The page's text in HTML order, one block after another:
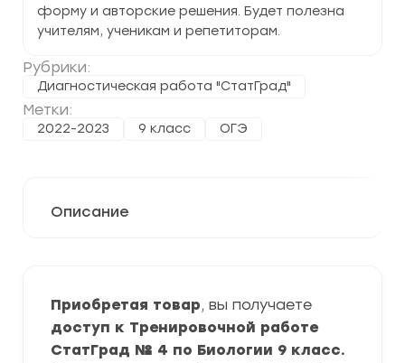
форму и авторские решения. Будет полезна
учителям, ученикам и репетиторам.
Рубрики:
Диагностическая работа "СтатГрад"
Метки:
2022-2023 9 класс ОГЭ
Описание
Приобретая товар, вы получаете
доступ к Тренировочной работе
СтатГрад № 4 по Биологии 9 класс.